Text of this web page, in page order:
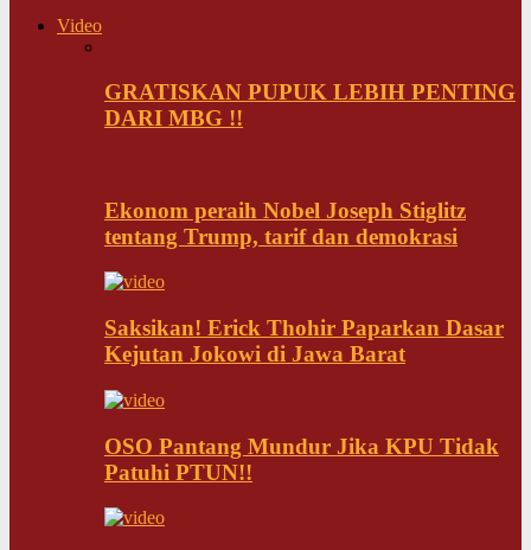
Video
GRATISKAN PUPUK LEBIH PENTING
DARI MBG !!
Ekonom peraih Nobel Joseph Stiglitz
tentang Trump, tarif dan demokrasi
Saksikan! Erick Thohir Paparkan Dasar
Kejutan Jokowi di Jawa Barat
OSO Pantang Mundur Jika KPU Tidak
Patuhi PTUN!!